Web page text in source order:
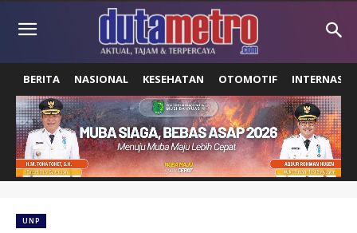
BERITA NASIONAL KESEHATAN OTOMOTIF
UNP